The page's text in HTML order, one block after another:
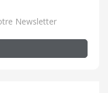
Newsletter